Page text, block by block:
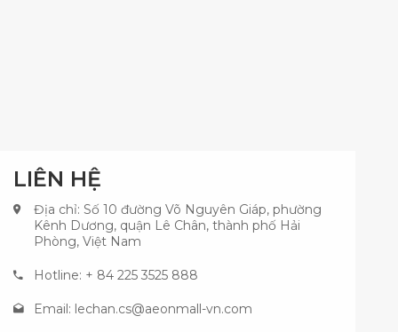
LIÊN HỆ
Địa chỉ: Số 10 đường Võ Nguyên Giáp, phường
Kênh Dương, quận Lê Chân, thành phố Hải
Phòng, Việt Nam
Hotline: + 84 225 3525 888
Email: lechan.cs@aeonmall-vn.com